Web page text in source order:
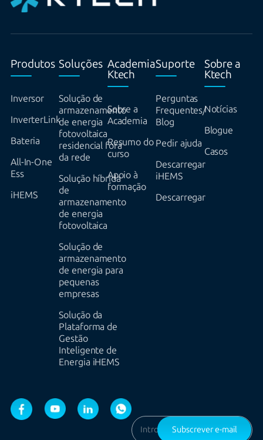
Produtos
Inversor
InverterLink
Bateria
All-In-One
Ess
iHEMS
Soluções
Solução de
armazenamento
de energia
fotovoltaica
residencial fora
da rede
Solução híbrida
de
armazenamento
de energia
fotovoltaica
Solução de
armazenamento
de energia para
pequenas
empresas
Solução da
Plataforma de
Gestão
Inteligente de
Energia iHEMS
Academia
Ktech
Sobre a
Academia
Resumo do
curso
Apoio à
formação
Suporte
Perguntas
Frequentes/
Blog
Pedir ajuda
Descarregar
iHEMS
Descarregar
Sobre a
Ktech
Notícias
Blogue
Casos
Subscrever e-mail